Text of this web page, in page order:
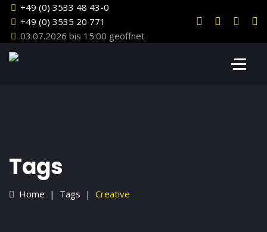
+49 (0) 3533 48 43-0
+49 (0) 3535 20 771
03.07.2026 bis 15:00 geöffnet
Tags
Home Tags Creative